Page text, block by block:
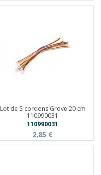
Lot de 5 cordons Grove 20 cm
110990031
110990031
2,85 €